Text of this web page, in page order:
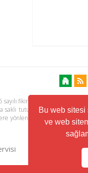
Bu web
ve web
fikir ve sanat eserleri
tutulmaktadır.
yönlendiren linklerin
Trafik ve